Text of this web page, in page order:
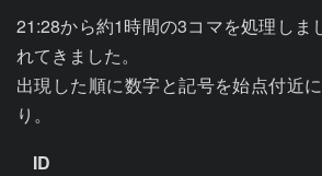
21:28から約1時間の3コマを処理しま
れてきました。
出現した順に数字と記号を始点付近
り。
ID